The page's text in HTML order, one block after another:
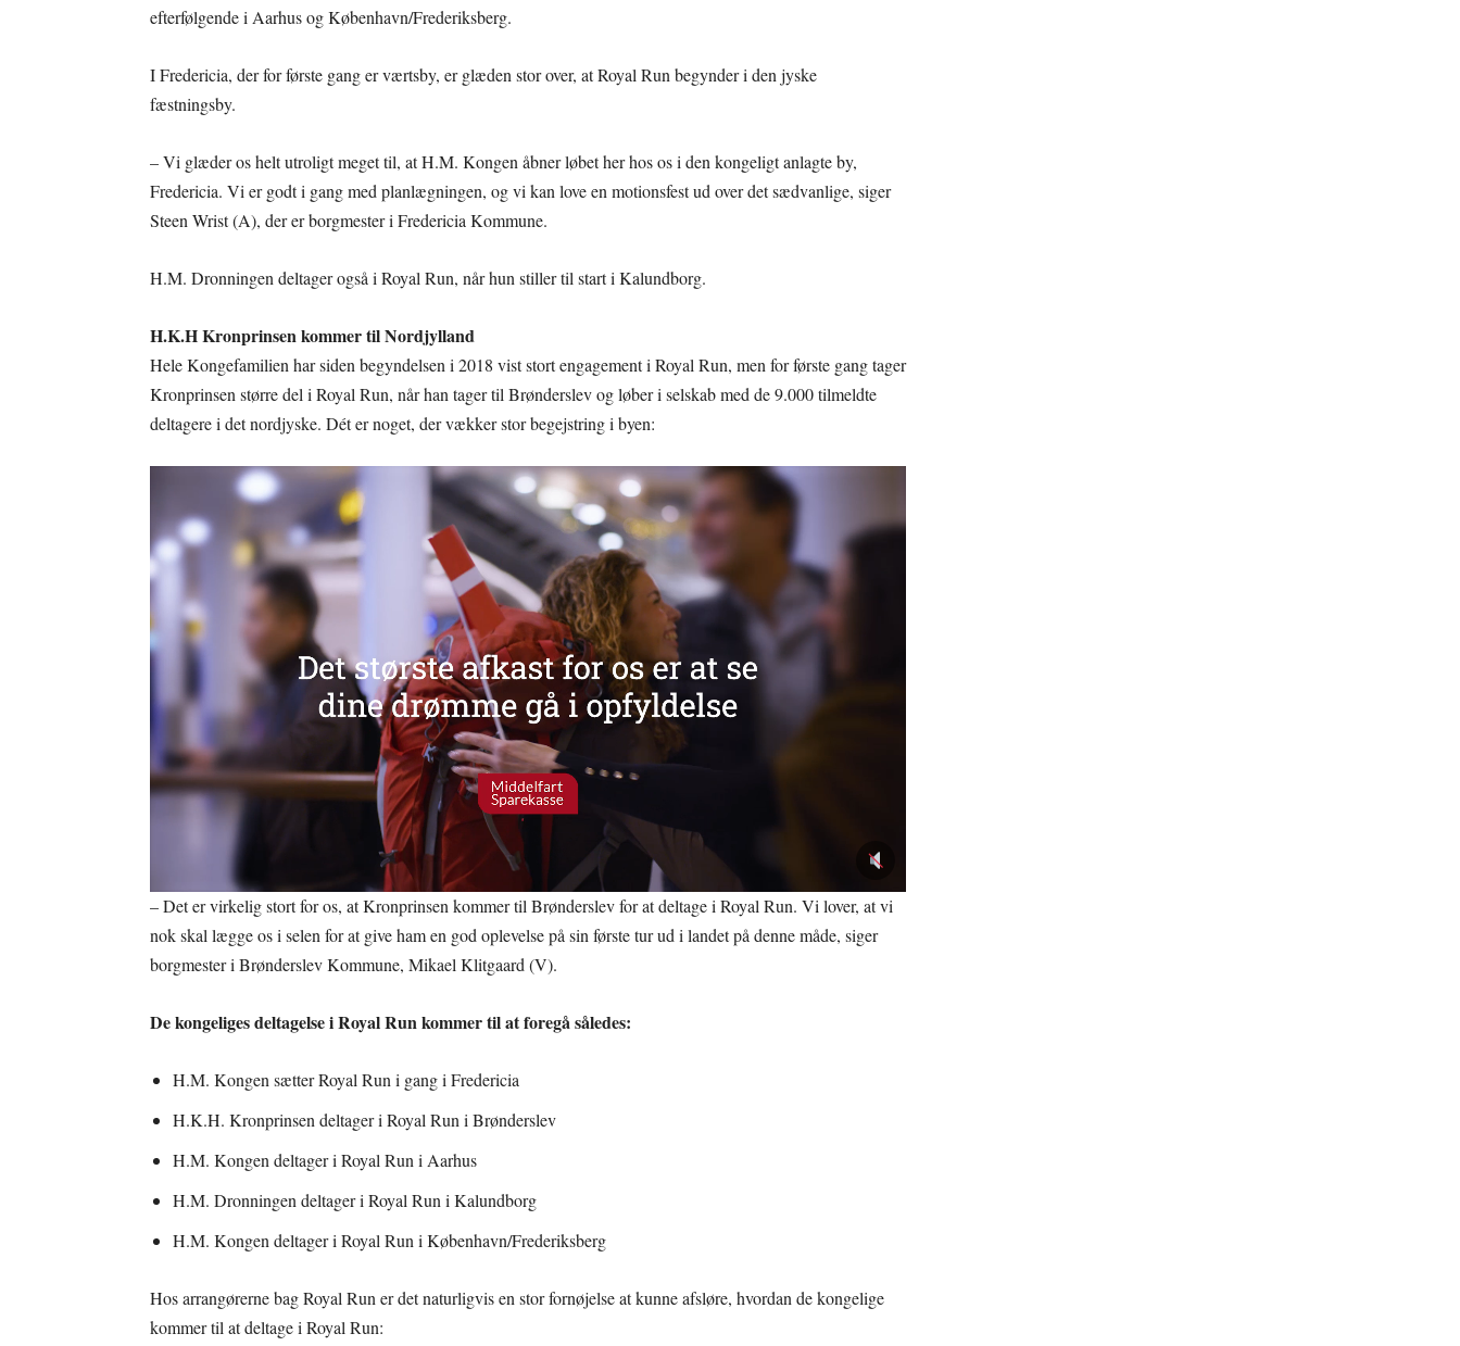
efterfølgende i Aarhus og København/Frederiksberg.
I Fredericia, der for første gang er værtsby, er glæden stor over, at Royal Run begynder i den jyske
fæstningsby.
– Vi glæder os helt utroligt meget til, at H.M. Kongen åbner løbet her hos os i den kongeligt anlagte by,
Fredericia. Vi er godt i gang med planlægningen, og vi kan love en motionsfest ud over det sædvanlige, siger
Steen Wrist (A), der er borgmester i Fredericia Kommune.
H.M. Dronningen deltager også i Royal Run, når hun stiller til start i Kalundborg.
H.K.H Kronprinsen kommer til Nordjylland
Hele Kongefamilien har siden begyndelsen i 2018 vist stort engagement i Royal Run, men for første gang tager
Kronprinsen større del i Royal Run, når han tager til Brønderslev og løber i selskab med de 9.000 tilmeldte
deltagere i det nordjyske. Dét er noget, der vækker stor begejstring i byen:
– Det er virkelig stort for os, at Kronprinsen kommer til Brønderslev for at deltage i Royal Run. Vi lover, at vi
nok skal lægge os i selen for at give ham en god oplevelse på sin første tur ud i landet på denne måde, siger
borgmester i Brønderslev Kommune, Mikael Klitgaard (V).
De kongeliges deltagelse i Royal Run kommer til at foregå således:
H.M. Kongen sætter Royal Run i gang i Fredericia
H.K.H. Kronprinsen deltager i Royal Run i Brønderslev
H.M. Kongen deltager i Royal Run i Aarhus
H.M. Dronningen deltager i Royal Run i Kalundborg
H.M. Kongen deltager i Royal Run i København/Frederiksberg
Hos arrangørerne bag Royal Run er det naturligvis en stor fornøjelse at kunne afsløre, hvordan de kongelige
kommer til at deltage i Royal Run: